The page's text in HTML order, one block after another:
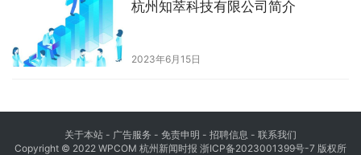
杭州知萃科技有限公司简介
2023年6月15日
关于本站 - 广告服务 - 免责申明 - 招聘信息 - 联系我们
Copyright © 2022 WPCOM 杭州新闻时报 浙ICP备2023001399号-7 版权所